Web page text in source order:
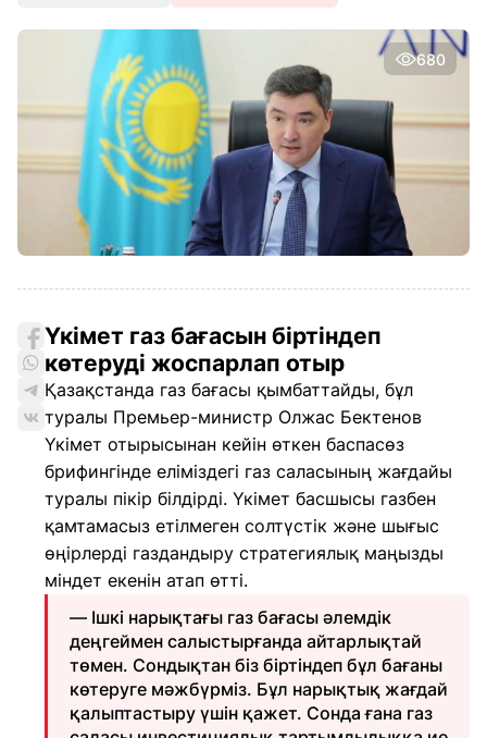
680
Үкімет газ бағасын біртіндеп
көтеруді жоспарлап отыр
Қазақстанда газ бағасы қымбаттайды, бұл
туралы Премьер-министр Олжас Бектенов
Үкімет отырысынан кейін өткен баспасөз
брифингінде еліміздегі газ саласының жағдайы
туралы пікір білдірді. Үкімет басшысы газбен
қамтамасыз етілмеген солтүстік және шығыс
өңірлерді газдандыру стратегиялық маңызды
міндет екенін атап өтті.
— Ішкі нарықтағы газ бағасы әлемдік
деңгеймен салыстырғанда айтарлықтай
төмен. Сондықтан біз біртіндеп бұл бағаны
көтеруге мәжбүрміз. Бұл нарықтық жағдай
қалыптастыру үшін қажет. Сонда ғана газ